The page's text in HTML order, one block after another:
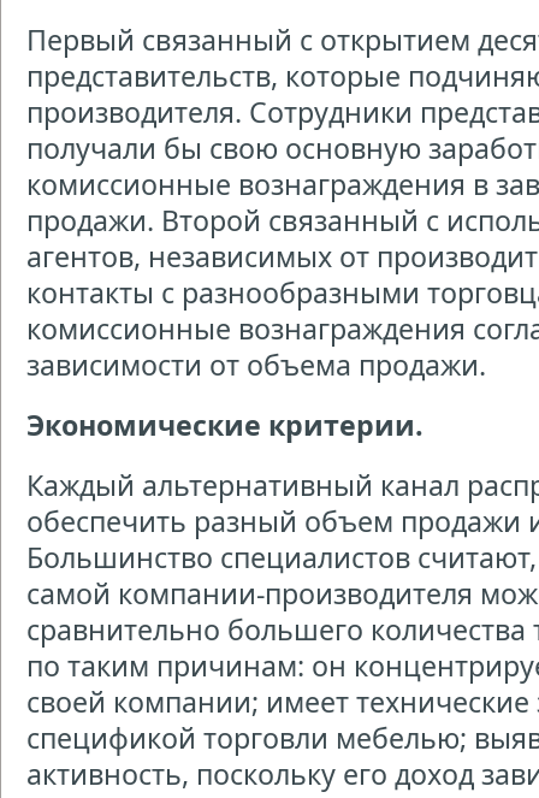
Первый связанный с открытием
представительств, которые
производителя. Сотрудники
получали бы свою основную
комиссионные вознаграждения в
продажи. Второй связанный с
агентов, независимых от
контакты с разнообразными
комиссионные вознаграждения
зависимости от объема продажи.
Экономические критерии.
Каждый альтернативный канал
обеспечить разный объем продажи
Большинство специалистов
самой компании-производителя
сравнительно большего количества
по таким причинам: он
своей компании; имеет
спецификой торговли мебелью;
активность, поскольку его доход